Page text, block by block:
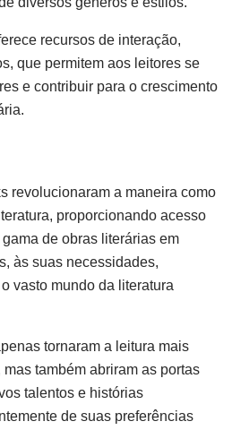
recursos de interação,
que permitem aos leitores se
e contribuir para o crescimento
revolucionaram a maneira como
proporcionando acesso
de obras literárias em
às suas necessidades,
vasto mundo da literatura
tornaram a leitura mais
também abriram as portas
talentos e histórias
de suas preferências